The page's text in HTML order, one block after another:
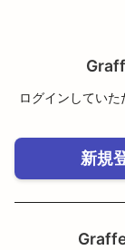
ログインしてい
新規